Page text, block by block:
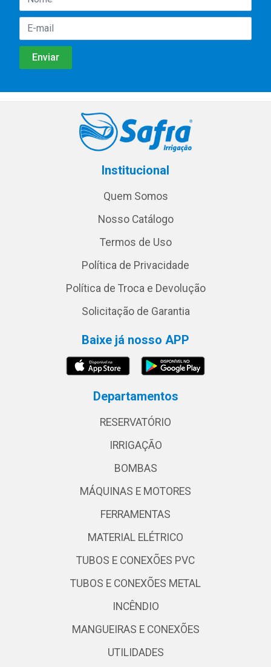
Institucional
Quem Somos
Nosso Catálogo
Termos de Uso
Política de Privacidade
Política de Troca e Devolução
Solicitação de Garantia
Baixe já nosso APP
Departamentos
RESERVATÓRIO
IRRIGAÇÃO
BOMBAS
MÁQUINAS E MOTORES
FERRAMENTAS
MATERIAL ELÉTRICO
TUBOS E CONEXÕES PVC
TUBOS E CONEXÕES METAL
INCÊNDIO
MANGUEIRAS E CONEXÕES
UTILIDADES